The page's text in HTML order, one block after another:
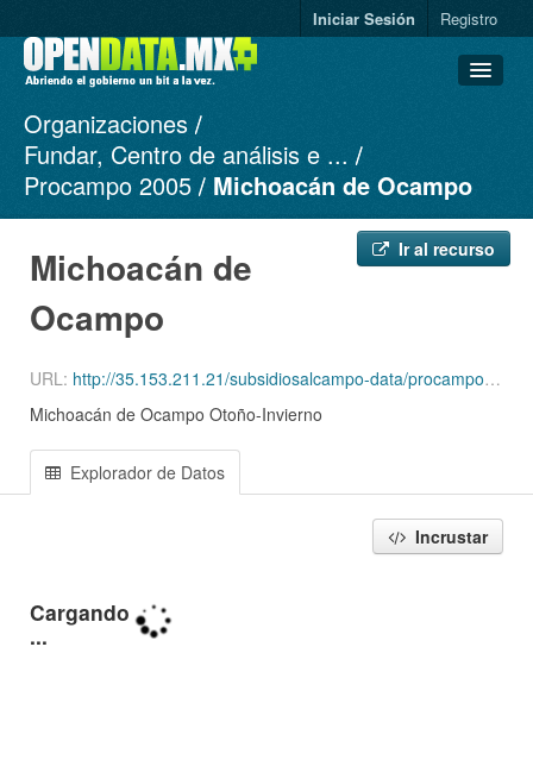
Iniciar Sesión Registro
Conjuntos de datos
Organizaciones
Grupos
Organizaciones
Fundar, Centro de análisis e ...
Procampo 2005
Michoacán de Ocampo
Ir al recurso
Michoacán de
Ocampo
URL: http://35.153.211.21/subsidiosalcampo-data/procampo-2005-1994/2005/Productores_ciclo_OI05_Edo_16.csv
Michoacán de Ocampo Otoño-Invierno
Explorador de Datos
Incrustar